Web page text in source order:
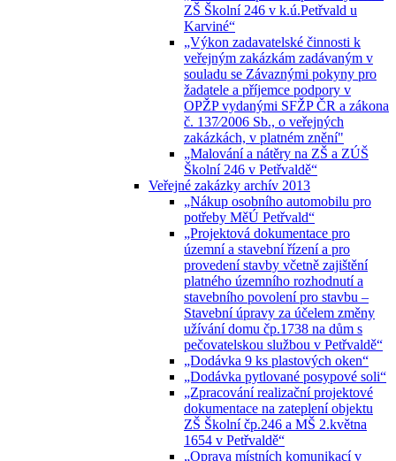
ZŠ Školní 246 v k.ú.Petřvald u
Karviné“
„Výkon zadavatelské činnosti k
veřejným zakázkám zadávaným v
souladu se Závaznými pokyny pro
žadatele a příjemce podpory v
OPŽP vydanými SFŽP ČR a zákona
č. 137⁄2006 Sb., o veřejných
zakázkách, v platném znění"
„Malování a nátěry na ZŠ a ZÚŠ
Školní 246 v Petřvaldě“
Veřejné zakázky archív 2013
„Nákup osobního automobilu pro
potřeby MěÚ Petřvald“
„Projektová dokumentace pro
územní a stavební řízení a pro
provedení stavby včetně zajištění
platného územního rozhodnutí a
stavebního povolení pro stavbu –
Stavební úpravy za účelem změny
užívání domu čp.1738 na dům s
pečovatelskou službou v Petřvaldě“
„Dodávka 9 ks plastových oken“
„Dodávka pytlované posypové soli“
„Zpracování realizační projektové
dokumentace na zateplení objektu
ZŠ Školní čp.246 a MŠ 2.května
1654 v Petřvaldě“
„Oprava místních komunikací v